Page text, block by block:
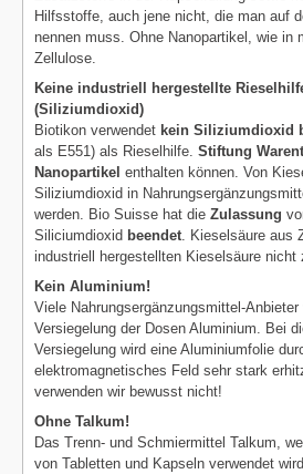
Hilfsstoffe, auch jene nicht, die man auf
nennen muss. Ohne Nanopartikel, wie in
Zellulose.
Keine industriell hergestellte
(Siliziumdioxid)
Biotikon verwendet kein Siliziumdioxid
als E551) als Rieselhilfe. Stiftung
Nanopartikel enthalten können. Von
Siliziumdioxid in
werden. Bio Suisse hat die Zulassung
Siliciumdioxid beendet. Kieselsäure aus
industriell hergestellten Kieselsäure nicht
Kein Aluminium!
Viele Nahrungsergänzungsmittel-
Versiegelung der Dosen Aluminium. Bei
Versiegelung wird eine Aluminiumfolie
elektromagnetisches Feld sehr stark
verwenden wir bewusst nicht!
Ohne Talkum!
Das Trenn- und Schmiermittel Talkum,
von Tabletten und Kapseln verwendet